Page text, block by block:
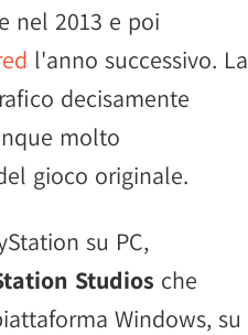
nel 2013 e poi
l'anno successivo. La
decisamente
molto
gioco originale.
su PC,
Studios che
Windows, su